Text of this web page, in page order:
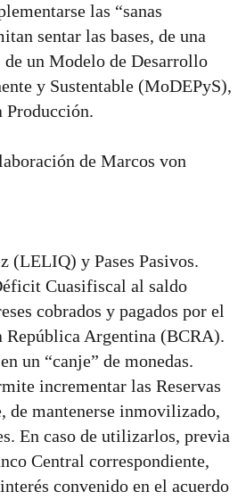
las “sanas
sentar las bases, de una
de un Modelo de Desarrollo
y Sustentable (MoDEPyS),
Producción.
de Marcos von
(LELIQ) y Pases Pasivos.
Cuasifiscal al saldo
cobrados y pagados por el
República Argentina (BCRA).
un “canje” de monedas.
incrementar las Reservas
de mantenerse inmovilizado,
En caso de utilizarlos, previa
Central correspondiente,
convenido en el acuerdo